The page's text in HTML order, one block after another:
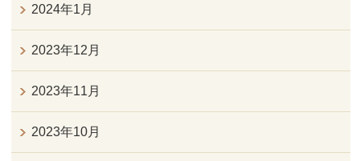
2024年1月
2023年12月
2023年11月
2023年10月